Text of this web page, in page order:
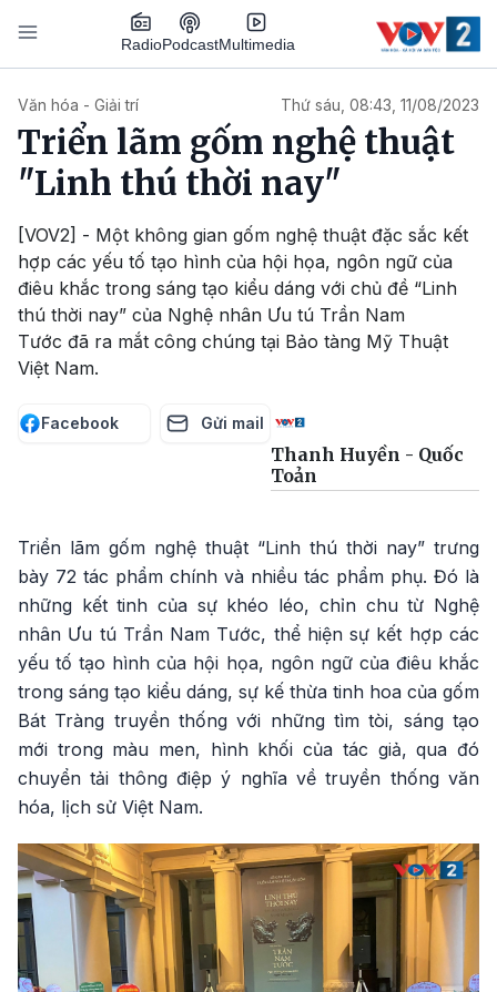
Nhảy đến nội dung
RadioPodcastMultimedia
Văn hóa - Giải trí Thứ sáu, 08:43, 11/08/2023
Triển lãm gốm nghệ thuật
"Linh thú thời nay"
[VOV2] - Một không gian gốm nghệ thuật đặc sắc kết
hợp các yếu tố tạo hình của hội họa, ngôn ngữ của
điêu khắc trong sáng tạo kiểu dáng với chủ đề “Linh
thú thời nay” của Nghệ nhân Ưu tú Trần Nam
Tước đã ra mắt công chúng tại Bảo tàng Mỹ Thuật
Việt Nam.
Facebook Gửi mail
Thanh Huyền - Quốc
Toản
Triển lãm gốm nghệ thuật “Linh thú thời nay” trưng
bày 72 tác phẩm chính và nhiều tác phẩm phụ. Đó là
những kết tinh của sự khéo léo, chỉn chu từ Nghệ
nhân Ưu tú Trần Nam Tước, thể hiện sự kết hợp các
yếu tố tạo hình của hội họa, ngôn ngữ của điêu khắc
trong sáng tạo kiểu dáng, sự kế thừa tinh hoa của gốm
Bát Tràng truyền thống với những tìm tòi, sáng tạo
mới trong màu men, hình khối của tác giả, qua đó
chuyển tải thông điệp ý nghĩa về truyền thống văn
hóa, lịch sử Việt Nam.